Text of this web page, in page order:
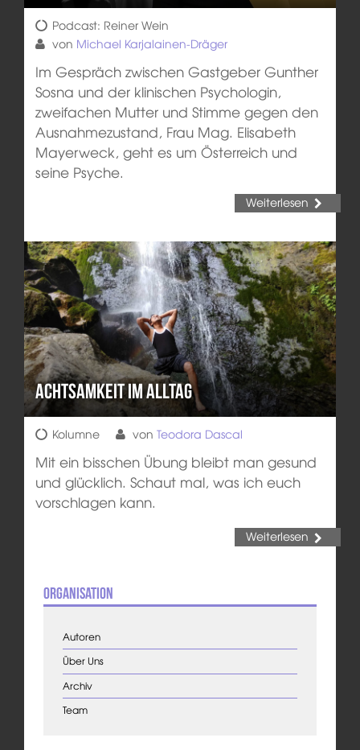
Podcast: Reiner Wein
von Michael Karjalainen-Dräger
Im Gespräch zwischen Gastgeber Gunther
Sosna und der klinischen Psychologin,
zweifachen Mutter und Stimme gegen den
Ausnahmezustand, Frau Mag. Elisabeth
Mayerweck, geht es um Österreich und
seine Psyche.
Weiterlesen
Achtsamkeit im Alltag
Kolumne von Teodora Dascal
Mit ein bisschen Übung bleibt man gesund
und glücklich. Schaut mal, was ich euch
vorschlagen kann.
Weiterlesen
Organisation
Autoren
Über Uns
Archiv
Team